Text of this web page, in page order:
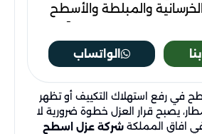
والمبلطة والأسطح
فحص السطح قبل تحديد نوع
لأن اختيار المادة يختلف حسب
تجمعات مياه، أو طبقات
الأعمال تجهيز السطح،
الفواصل، عزل أماكن
الواتساب
في رفع استهلاك التكييف أو تظهر
يصبح قرار العزل خطوة ضرورية لا
افاق المملكة شركة عزل اسطح